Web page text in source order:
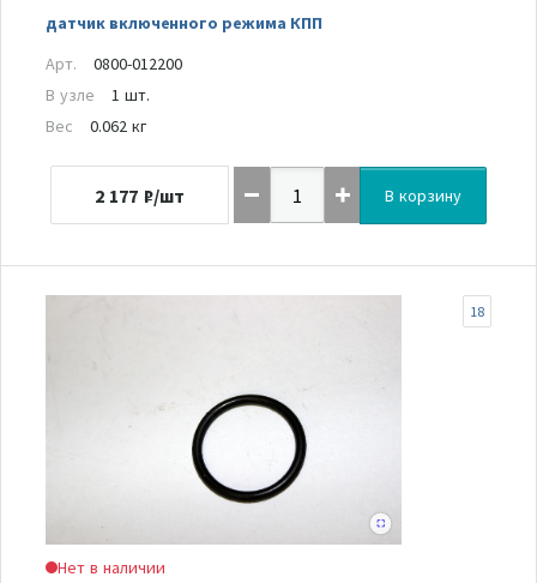
датчик включенного режима КПП
Арт.
0800-012200
В узле
1 шт.
Вес
0.062 кг
2 177 ₽/шт В корзину
Нет в наличии
18